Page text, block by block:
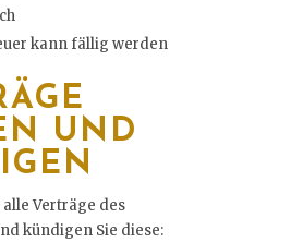
kann fällig werden
UND
Verträge des
kündigen Sie diese: